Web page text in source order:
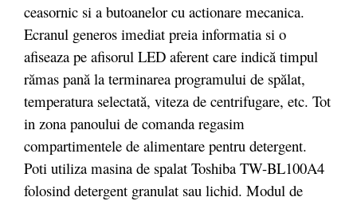
ceasornic si a butoanelor cu actionare mecanica.
Ecranul generos imediat preia informatia si o
afiseaza pe afisorul LED aferent care indică timpul
rămas pană la terminarea programului de spălat,
temperatura selectată, viteza de centrifugare, etc. Tot
in zona panoului de comanda regasim
compartimentele de alimentare pentru detergent.
Poti utiliza masina de spalat Toshiba TW-BL100A4
folosind detergent granulat sau lichid. Modul de